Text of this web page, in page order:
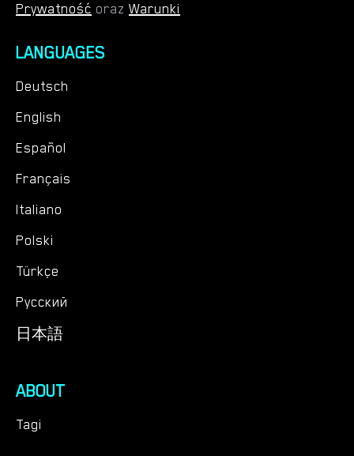
Prywatność oraz Warunki
LANGUAGES
Deutsch
English
Español
Français
Italiano
Polski
Türkçe
Русский
日本語
ABOUT
Tagi